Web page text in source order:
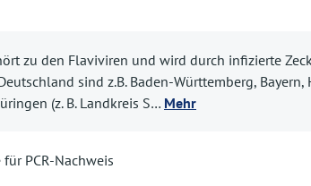
zu den Flaviviren und wird durch infizierte
sind z.B. Baden-Württemberg, Bayern,
(z. B. Landkreis S… Mehr
PCR-Nachweis